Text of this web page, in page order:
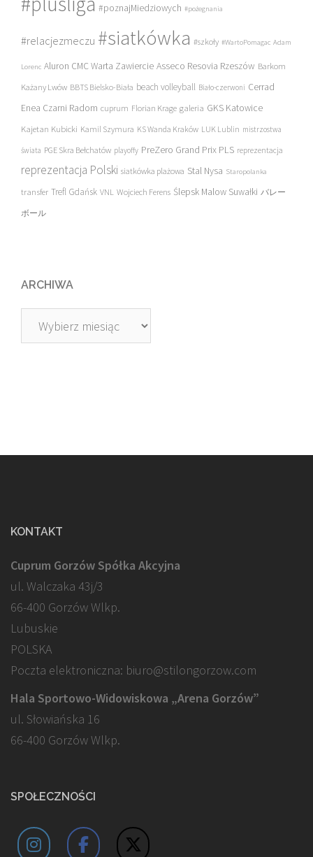
#poznajMiedziowych #pożegnania
#relacjezmeczu #siatkówka #szkoły #WartoPomagac Adam
Lorenc Aluron CMC Warta Zawiercie Asseco Resovia Rzeszów Barkom
Każany Lwów BBTS Bielsko-Biała beach volleyball Biało-czerwoni Cerrad
Enea Czarni Radom cuprum Florian Krage galeria GKS Katowice
Kajetan Kubicki Kamil Szymura KS Wanda Kraków LUK Lublin mistrzostwa
świata PGE Skra Bełchatów playoffy PreZero Grand Prix PLS reprezentacja
reprezentacja Polski siatkówka plażowa Stal Nysa Staropolanka
transfer Trefl Gdańsk VNL Wojciech Ferens Ślepsk Malow Suwałki バレー
ボール
ARCHIWA
Archiwa
KONTAKT
Cuprum Gorzów Spółka Akcyjna
ul. Walczaka 43j/3
66-400 Gorzów Wlkp.
Lubuskie
POLSKA
Poczta elektroniczna: biuro@stilongorzow.com
Hala Sportowo-Widowiskowa „Arena Gorzów”
ul. Słowiańska 16
66-400 Gorzów Wlkp.
SPOŁECZNOŚCI